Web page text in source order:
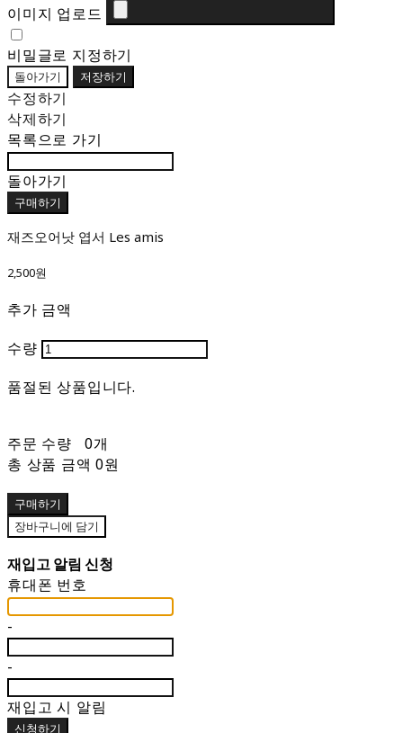
이미지 업로드
비밀글로 지정하기
돌아가기 저장하기
수정하기
삭제하기
목록으로 가기
돌아가기
구매하기
재즈오어낫 엽서 Les amis
2,500원
추가 금액
수량
품절된 상품입니다.
주문 수량
0개
총 상품 금액 0원
구매하기
장바구니에 담기
재입고 알림 신청
휴대폰 번호
-
-
재입고 시 알림
신청하기